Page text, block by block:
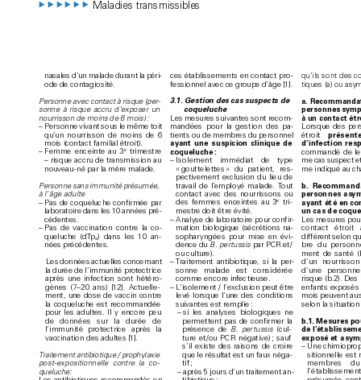
▶▶▶▶▶▶ Maladies transmissibles
nasales d’un malade durant la péri-
ode de contag iosité.
Personne avec contact à risque (per-
sonne à risque accru d’exposer un
nourrisson de moins de 6 mois) :
– Personne vivant sous le même toit
qu’un nourrisson de moins de 6
mois (contact familial étroit).
– Femme enc einte au 3e trimestre
– risque acc ru de transmission au
nouveau-né par la mère malade.
Personne sans immunité présumée,
à l’âge adulte
– Pas de coqueluc he confirmée par
laboratoire dans les 10 années pré-
cédentes.
– Pas de vaccination contre la co-
queluche (dTpa) dans les 10 an-
nées précédentes.
Les données actuelles concernant
la durée de l’ immunité protectrice
après une infection sont hétéro-
gènes (7–20 ans) [12]. Actuelle-
ment, une dose de vaccin contre
la coqueluche est recommandée
pour les adul tes. Il y encore peu
de données sur la d urée de
l’immunité protectrice a près la
vaccinatio n des adultes [1].
Traitement antibiotique / prophylaxie
post-expositionnelle contre la co-
queluche:
ces établissements en contact pro-
fessionnel avec ce groupe d’âge [1].
3.1. Gestion des cas suspects de
coqueluche
Les mesures suivantes sont recom-
mandées pour la gestion des pa-
tients ou de membres du personnel
ayant une suspicion clinique de
coqueluche :
– Isolement immédiat de type
« gouttelettes » du patient, res-
pectivement exclusion du lieu de
travail de l’empl oyé malade. Tout
contact avec des nourrissons ou
des femmes enceintes au 3e tri-
mestre doit être évité.
– A nal yse de laboratoire pour confir-
mation biologique (sécrétions na-
sopharyngées pour mise en évi-
dence du B. pertussis par PCR et/
ou culture).
–
raitement antibiotique, si la per-
sonne malade est considérée
comme encore infec tieuse.
–
L’isolement / l’exclusion peut être
levé lorsque l’ une des conditions
suivantes est rem plie :
– si les analyses biol ogiques ne
permettent pas de confirmer la
présence de B. pertussis (c ul -
ture et/ou PCR négative) ; sauf
s’il existe des raisons de croire
que le résultat est un faux néga-
tif ;
– après 5 jours d’un traitement an-
qu’ils sont des
tiques (a) ou
a.
personnes
à un contact étr
Lorsque des
étroit
d’infection re
commandé de
me cas suspect
me indiqué au
b.
personnes as
ayant été en c
un cas d e coque
Les mesures
contact étroit
diffèrent selon
bre du
ment de santé
d’un
d’une
risque (b.2). Des
enfants exposés
mois peuvent
selon la situation
b. 1. Mesures po
de l’
exposé et
– Une ch
sitionnelle est
membres
l’établissement